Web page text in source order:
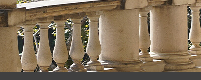
校歌・校章
名誉博士・名誉教授
学生・教員のメディア出演情報
【総合型選抜】10月～12月
【学校推薦型選抜】指定校推薦入学等
【一般選抜】一般入試・共通テスト利用入試
文学部（～2024年度）
大学院
シラバス
学生支援方針
各種申込み
蔵書紹介
よくある質問